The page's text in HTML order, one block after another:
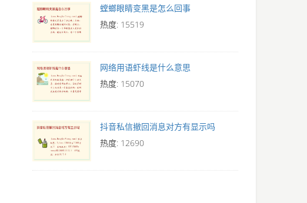
螳螂眼睛变黑是怎么回事
热度: 15519
网络用语虾线是什么意思
热度: 15070
抖音私信撤回消息对方有显示吗
热度: 12690